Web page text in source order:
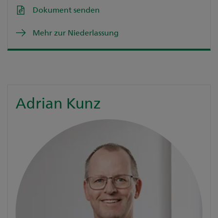
Dokument senden
Mehr zur Niederlassung
Adrian Kunz